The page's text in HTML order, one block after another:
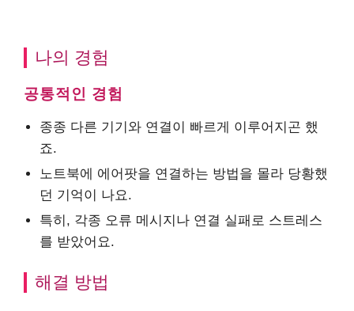
나의 경험
공통적인 경험
종종 다른 기기와 연결이 빠르게 이루어지곤 했
죠.
노트북에 에어팟을 연결하는 방법을 몰라 당황했
던 기억이 나요.
특히, 각종 오류 메시지나 연결 실패로 스트레스
를 받았어요.
해결 방법